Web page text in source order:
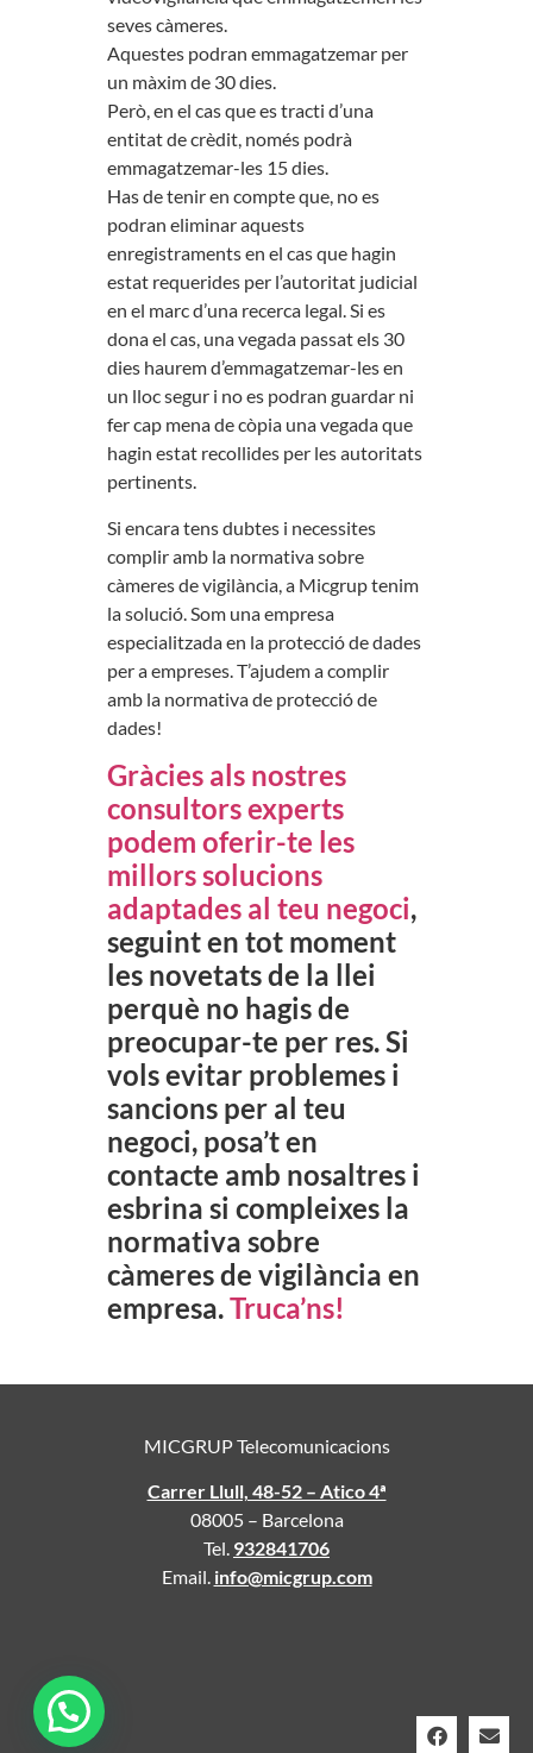
seves càmeres.
Aquestes podran emmagatzemar per
un màxim de 30 dies.
Però, en el cas que es tracti d’una
entitat de crèdit, només podrà
emmagatzemar-les 15 dies.
Has de tenir en compte que, no es
podran eliminar aquests
enregistraments en el cas que hagin
estat requerides per l’autoritat judicial
en el marc d’una recerca legal. Si es
dona el cas, una vegada passat els 30
dies haurem d’emmagatzemar-les en
un lloc segur i no es podran guardar ni
fer cap mena de còpia una vegada que
hagin estat recollides per les autoritats
pertinents.
Si encara tens dubtes i necessites
complir amb la normativa sobre
càmeres de vigilància, a Micgrup tenim
la solució. Som una empresa
especialitzada en la protecció de dades
per a empreses. T’ajudem a complir
amb la normativa de protecció de
dades!
Gràcies als nostres
consultors experts
podem oferir-te les
millors solucions
adaptades al teu negoci,
seguint en tot moment
les novetats de la llei
perquè no hagis de
preocupar-te per res. Si
vols evitar problemes i
sancions per al teu
negoci, posa’t en
contacte amb nosaltres i
esbrina si compleixes la
normativa sobre
càmeres de vigilància en
empresa.Truca’ns!
MICGRUP Telecomunicacions
Carrer Llull, 48-52 – Atico 4ª
08005 – Barcelona
Tel. 932841706
Email. info@micgrup.com